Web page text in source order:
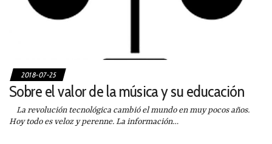
2018-07-25
Sobre el valor de la música y su educación
La revolución tecnológica cambió el mundo en muy pocos años.
Hoy todo es veloz y perenne. La información…